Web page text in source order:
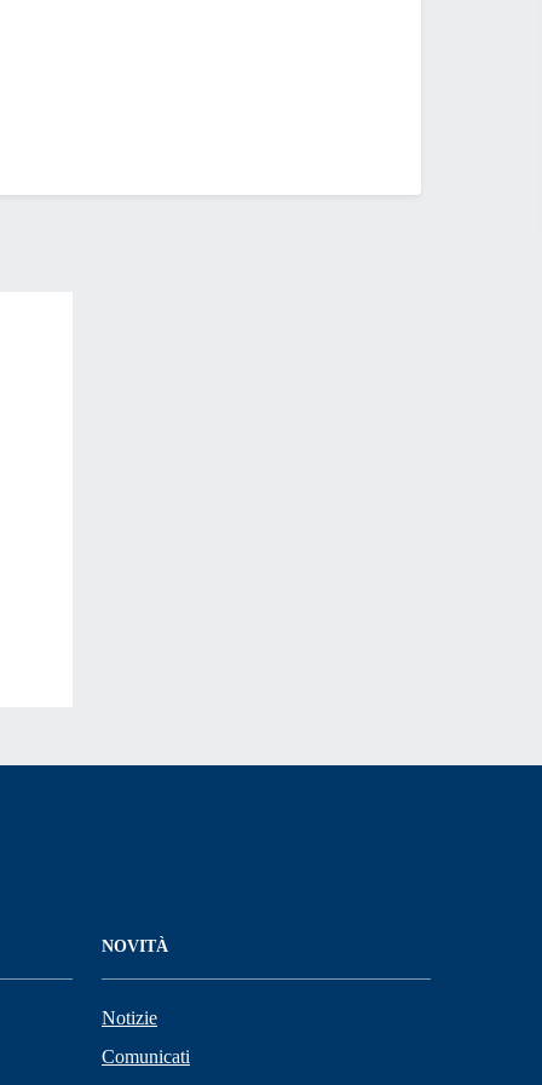
NOVITÀ
Notizie
Comunicati